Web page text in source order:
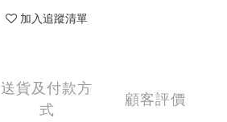
加入追蹤清單
送貨及付款方
式
顧客評價